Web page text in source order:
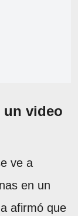
un video
ve a
en un
afirmó que